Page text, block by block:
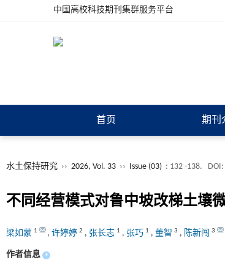
中国高校科技期刊集群服务平台
首页 期刊
水土保持研究 ›› 2026, Vol. 33 ›› Issue (03) : 132 -138. DOI:
不同经营模式对鲁中坡改梯土壤
梁如蒙 1 , 许婷婷 2 , 张长志 1 , 张巧 1 , 董智 3 , 陈新闯 3
作者信息 +